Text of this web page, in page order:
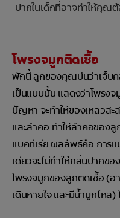
ปากในเด็กที่อาจทำให้คุณ
โพรงจมูกติดเชื้อ
พักนี้ ลูกของคุณบ่นว่าเจ็บค
เป็นแบบนั้น แสดงว่าโพรง
ปัญหา จะทำให้ของเหลวสะ
และลำคอ ทำให้ลำคอของ
แบคทีเรีย ผลลัพธ์คือ การ
เดียวจะไม่ทำให้กลิ่นปากข
โพรงจมูกของลูกติดเชื้อ (อ
เดินหายใจ และมีน้ำมูกไห